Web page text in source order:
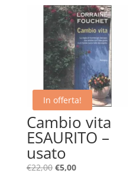
In offerta!
Cambio vita
ESAURITO –
usato
€22,00 Il
€5,00Il